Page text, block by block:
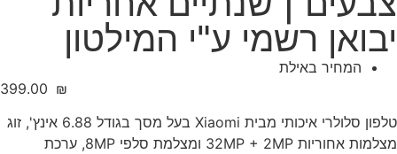
יבואן רשמי ע"י המילטון
המחיר באילת
‎399.00 ₪
טלפון סלולרי איכותי מבית Xiaomi בעל מסך בגודל 6.88 אינץ', זוג
מצלמות אחוריות 32MP + 2MP ומצלמת סלפי 8MP, ערכת